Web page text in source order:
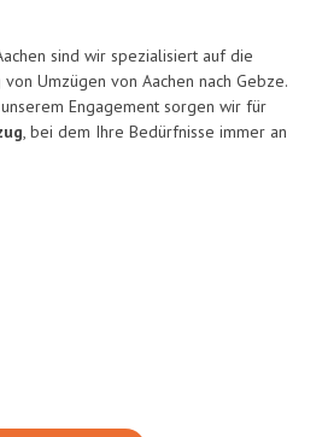
sind wir spezialisiert auf die
Umzügen von Aachen nach Gebze.
Engagement sorgen wir für
, bei dem Ihre Bedürfnisse immer an